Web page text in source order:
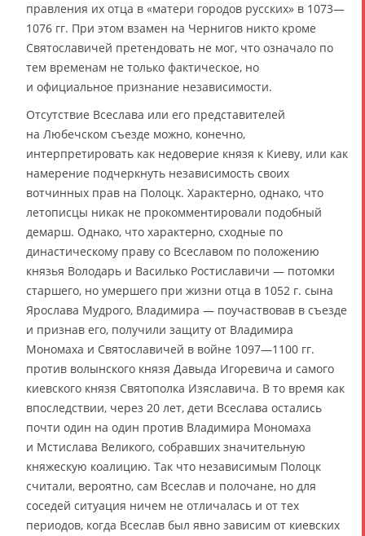
правления их отца в «матери городов русских» в 1073—
1076 гг. При этом взамен на Чернигов никто кроме
Святославичей претендовать не мог, что означало по
тем временам не только фактическое, но
и официальное признание независимости.
Отсутствие Всеслава или его представителей
на Любечском съезде можно, конечно,
интерпретировать как недоверие князя к Киеву, или как
намерение подчеркнуть независимость своих
вотчинных прав на Полоцк. Характерно, однако, что
летописцы никак не прокомментировали подобный
демарш. Однако, что характерно, сходные по
династическому праву со Всеславом по положению
князья Володарь и Василько Ростиславичи — потомки
старшего, но умершего при жизни отца в 1052 г. сына
Ярослава Мудрого, Владимира — поучаствовав в съезде
и признав его, получили защиту от Владимира
Мономаха и Святославичей в войне 1097—1100 гг.
против волынского князя Давыда Игоревича и самого
киевского князя Святополка Изяславича. В то время как
впоследствии, через 20 лет, дети Всеслава остались
почти один на один против Владимира Мономаха
и Мстислава Великого, собравших значительную
княжескую коалицию. Так что независимым Полоцк
считали, вероятно, сам Всеслав и полочане, но для
соседей ситуация ничем не отличалась и от тех
периодов, когда Всеслав был явно зависим от киевских